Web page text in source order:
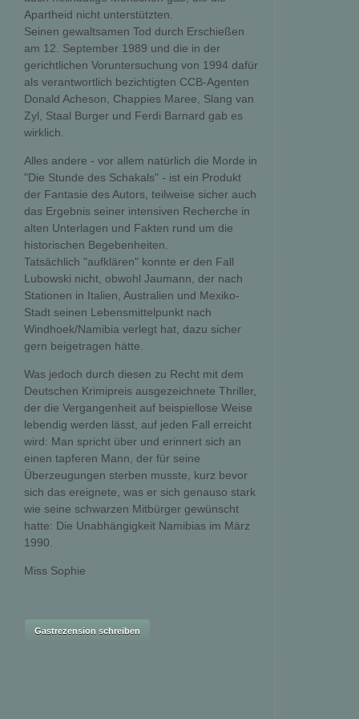
Apartheid nicht unterstützten.
Seinen gewaltsamen Tod durch Erschießen
am 12. September 1989 und die in der
gerichtlichen Voruntersuchung von 1994 dafür
als verantwortlich bezichtigten CCB-Agenten
Donald Acheson, Chappies Maree, Slang van
Zyl, Staal Burger und Ferdi Barnard gab es
wirklich.
Alles andere - vor allem natürlich die Morde in
"Die Stunde des Schakals" - ist ein Produkt
der Fantasie des Autors, teilweise sicher auch
das Ergebnis seiner intensiven Recherche in
alten Unterlagen und Fakten rund um die
historischen Begebenheiten.
Tatsächlich "aufklären" konnte er den Fall
Lubowski nicht, obwohl Jaumann, der nach
Stationen in Italien, Australien und Mexiko-
Stadt seinen Lebensmittelpunkt nach
Windhoek/Namibia verlegt hat, dazu sicher
gern beigetragen hätte.
Was jedoch durch diesen zu Recht mit dem
Deutschen Krimipreis ausgezeichnete Thriller,
der die Vergangenheit auf beispiellose Weise
lebendig werden lässt, auf jeden Fall erreicht
wird: Man spricht über und erinnert sich an
einen tapferen Mann, der für seine
Überzeugungen sterben musste, kurz bevor
sich das ereignete, was er sich genauso stark
wie seine schwarzen Mitbürger gewünscht
hatte: Die Unabhängigkeit Namibias im März
1990.
Miss Sophie